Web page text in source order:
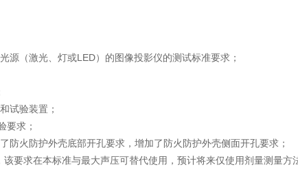
源（激光、灯或LED）的图像投影仪的测试标准要求；
试验装置；
要求；
火防护外壳底部开孔要求，增加了防火防护外壳侧面开孔要求；
要求在本标准与最大声压可替代使用，预计将来仅使用剂量测量方